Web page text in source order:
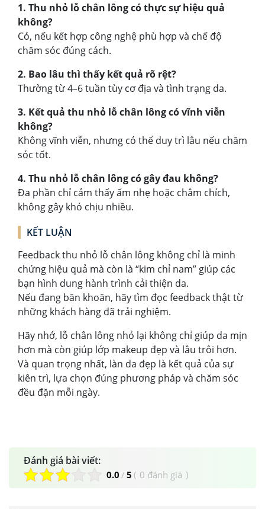
1. Thu nhỏ lỗ chân lông có thực sự hiệu quả
không?
Có, nếu kết hợp công nghệ phù hợp và chế độ
chăm sóc đúng cách.
2. Bao lâu thì thấy kết quả rõ rệt?
Thường từ 4–6 tuần tùy cơ địa và tình trạng da.
3. Kết quả thu nhỏ lỗ chân lông có vĩnh viễn
không?
Không vĩnh viễn, nhưng có thể duy trì lâu nếu chăm
sóc tốt.
4. Thu nhỏ lỗ chân lông có gây đau không?
Đa phần chỉ cảm thấy ấm nhẹ hoặc châm chích,
không gây khó chịu nhiều.
KẾT LUẬN
Feedback thu nhỏ lỗ chân lông không chỉ là minh
chứng hiệu quả mà còn là “kim chỉ nam” giúp các
bạn hình dung hành trình cải thiện da.
Nếu đang băn khoăn, hãy tìm đọc feedback thật từ
những khách hàng đã trải nghiệm.
Hãy nhớ, lỗ chân lông nhỏ lại không chỉ giúp da mịn
hơn mà còn giúp lớp makeup đẹp và lâu trôi hơn.
Và quan trọng nhất, làn da đẹp là kết quả của sự
kiên trì, lựa chọn đúng phương pháp và chăm sóc
đều đặn mỗi ngày.
Đánh giá bài viết:
0.0 / 5 ( 0 đánh giá )